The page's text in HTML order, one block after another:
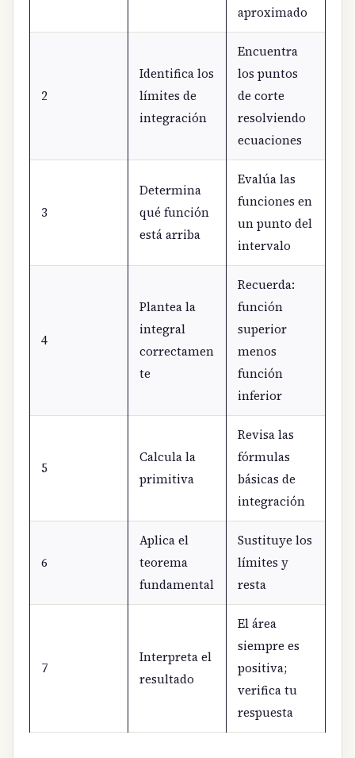
aproximado
2
Identifica los
límites de
integración
Encuentra
los puntos
de corte
resolviendo
ecuaciones
3
Determina
qué función
está arriba
Evalúa las
funciones en
un punto del
intervalo
4
Plantea la
integral
correctamen
te
Recuerda:
función
superior
menos
función
inferior
5
Calcula la
primitiva
Revisa las
fórmulas
básicas de
integración
6
Aplica el
teorema
fundamental
Sustituye los
límites y
resta
7
Interpreta el
resultado
El área
siempre es
positiva;
verifica tu
respuesta